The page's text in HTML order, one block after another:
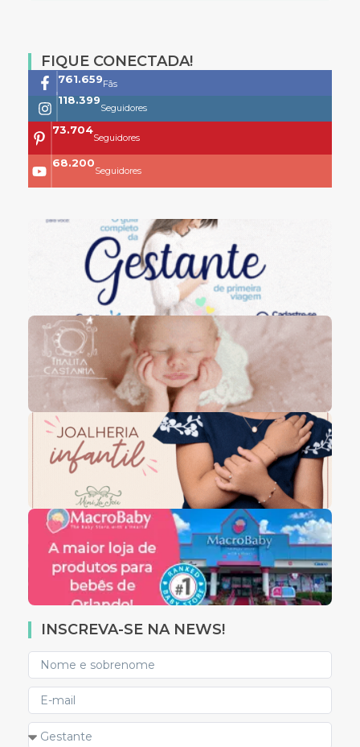
FIQUE CONECTADA!
761.659Fãs
118.399
Seguidores
73.704
Seguidores
68.200
Seguidores
INSCREVA-SE NA NEWS!